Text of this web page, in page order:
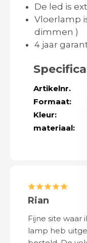
De led is
Vloerlamp
dimmen )
4 jaar
Artikelnr.
Formaat:
Kleur:
materiaal:
Rian
Fijne site waar
lamp heb